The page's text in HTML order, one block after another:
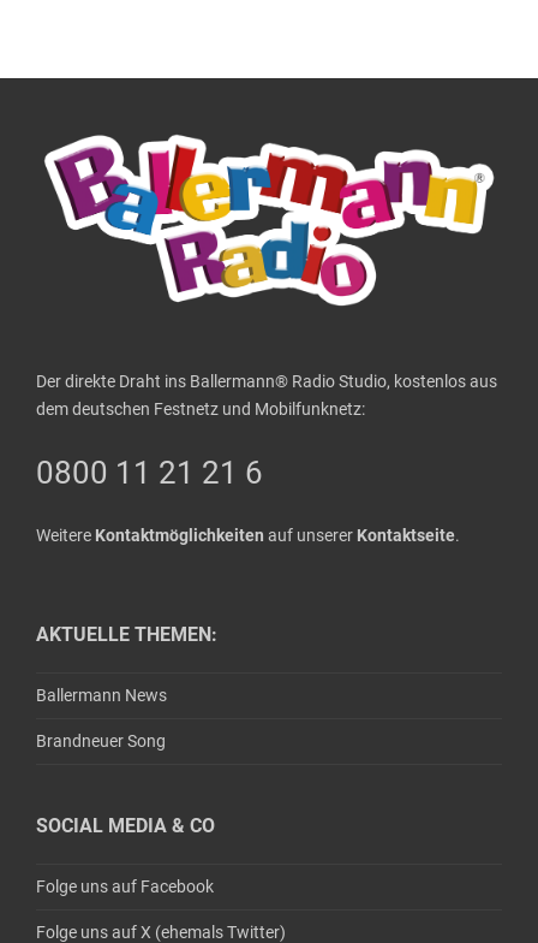
Der direkte Draht ins Ballermann® Radio Studio, kostenlos aus
dem deutschen Festnetz und Mobilfunknetz:
0800 11 21 21 6
Weitere Kontaktmöglichkeiten auf unserer Kontaktseite.
AKTUELLE THEMEN:
Ballermann News
Brandneuer Song
SOCIAL MEDIA & CO
Folge uns auf Facebook
Folge uns auf X (ehemals Twitter)